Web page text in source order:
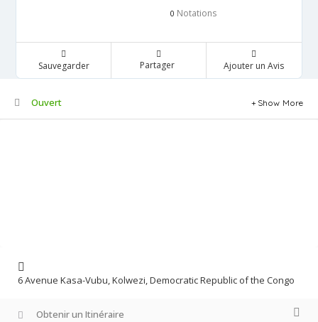
0 Notations
Sauvegarder Partager Ajouter un Avis
Ouvert Show More
6 Avenue Kasa-Vubu, Kolwezi, Democratic Republic of the Congo
Obtenir un Itinéraire